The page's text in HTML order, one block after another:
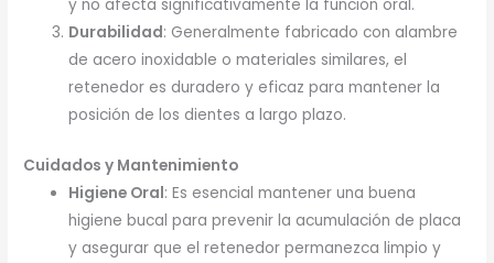
y no afecta significativamente la función oral.
Durabilidad: Generalmente fabricado con alambre
de acero inoxidable o materiales similares, el
retenedor es duradero y eficaz para mantener la
posición de los dientes a largo plazo.
Cuidados y Mantenimiento
Higiene Oral: Es esencial mantener una buena
higiene bucal para prevenir la acumulación de placa
y asegurar que el retenedor permanezca limpio y